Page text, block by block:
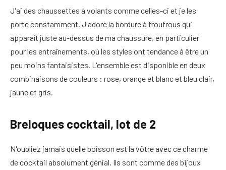
J'ai des chaussettes à volants comme celles-ci et je les
porte constamment. J'adore la bordure à froufrous qui
apparaît juste au-dessus de ma chaussure, en particulier
pour les entraînements, où les styles ont tendance à être un
peu moins fantaisistes. L'ensemble est disponible en deux
combinaisons de couleurs : rose, orange et blanc et bleu clair,
jaune et gris.
Breloques cocktail, lot de 2
N'oubliez jamais quelle boisson est la vôtre avec ce charme
de cocktail absolument génial. Ils sont comme des bijoux